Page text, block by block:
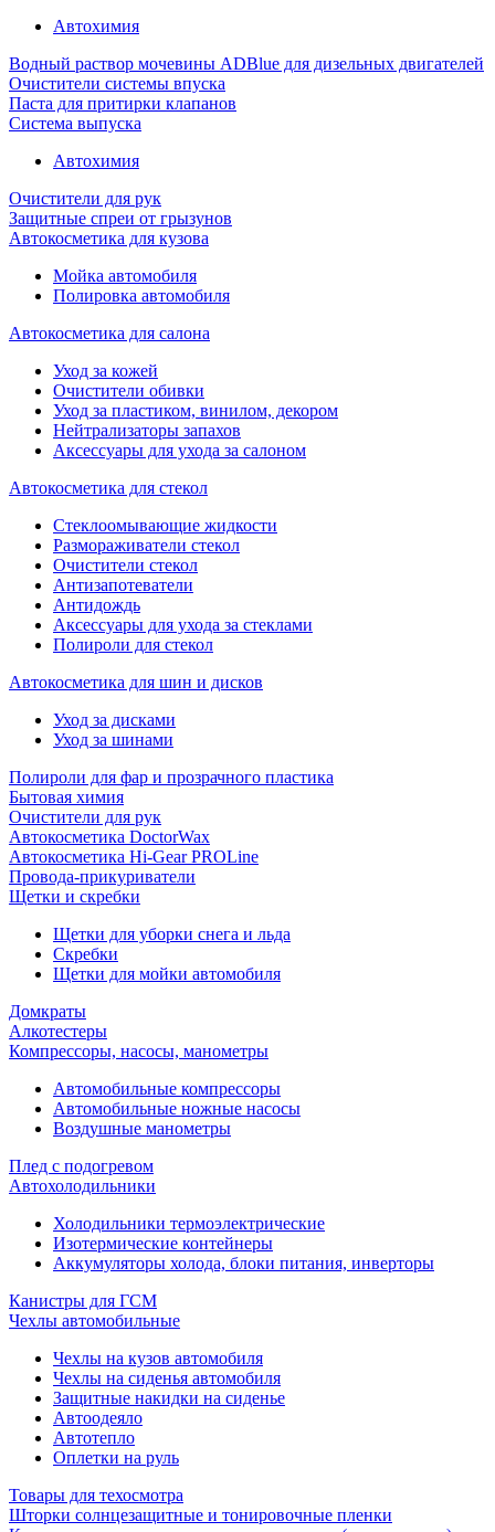
Автохимия
Водный раствор мочевины ADBlue для дизельных двигателей
Очистители системы впуска
Паста для притирки клапанов
Система выпуска
Автохимия
Очистители для рук
Защитные спреи от грызунов
Автокосметика для кузова
Мойка автомобиля
Полировка автомобиля
Автокосметика для салона
Уход за кожей
Очистители обивки
Уход за пластиком, винилом, декором
Нейтрализаторы запахов
Аксессуары для ухода за салоном
Автокосметика для стекол
Стеклоомывающие жидкости
Размораживатели стекол
Очистители стекол
Антизапотеватели
Антидождь
Аксессуары для ухода за стеклами
Полироли для стекол
Автокосметика для шин и дисков
Уход за дисками
Уход за шинами
Полироли для фар и прозрачного пластика
Бытовая химия
Очистители для рук
Автокосметика DoctorWax
Автокосметика Hi-Gear PROLine
Провода-прикуриватели
Щетки и скребки
Щетки для уборки снега и льда
Скребки
Щетки для мойки автомобиля
Домкраты
Алкотестеры
Компрессоры, насосы, манометры
Автомобильные компрессоры
Автомобильные ножные насосы
Воздушные манометры
Плед с подогревом
Автохолодильники
Холодильники термоэлектрические
Изотермические контейнеры
Аккумуляторы холода, блоки питания, инверторы
Канистры для ГСМ
Чехлы автомобильные
Чехлы на кузов автомобиля
Чехлы на сиденья автомобиля
Защитные накидки на сиденье
Автоодеяло
Автотепло
Оплетки на руль
Товары для техосмотра
Шторки солнцезащитные и тонировочные пленки